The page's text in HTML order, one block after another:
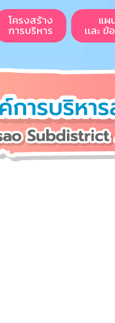
โครงสร้าง
การบริหาร
แผ
เเละ